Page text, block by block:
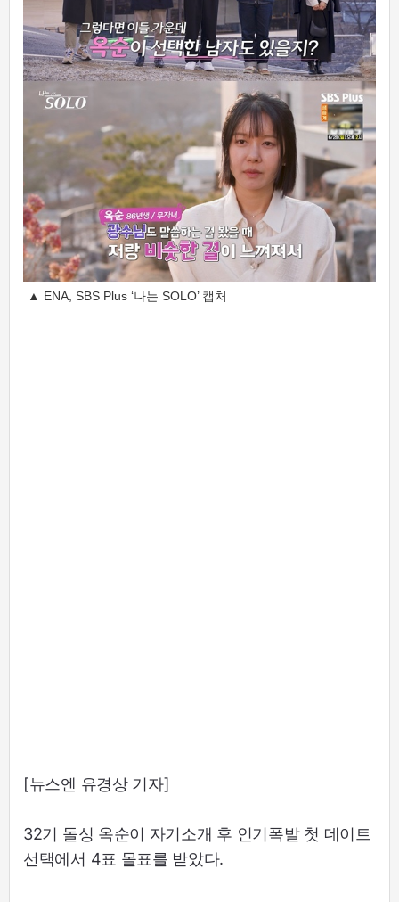
▲ ENA, SBS Plus ‘나는 SOLO’ 캡처
[뉴스엔 유경상 기자]
32기 돌싱 옥순이 자기소개 후 인기폭발 첫 데이트
선택에서 4표 몰표를 받았다.